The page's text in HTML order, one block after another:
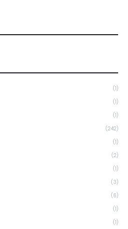
(1)
(1)
(1)
(242)
(1)
(2)
(1)
(3)
(6)
(1)
(1)